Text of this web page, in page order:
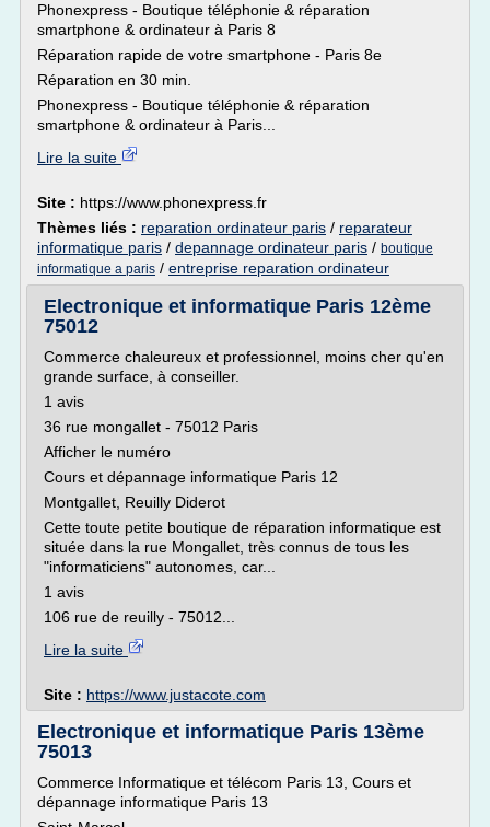
Phonexpress - Boutique téléphonie & réparation
smartphone & ordinateur à Paris 8
Réparation rapide de votre smartphone - Paris 8e
Réparation en 30 min.
Phonexpress - Boutique téléphonie & réparation
smartphone & ordinateur à Paris...
Lire la suite
Site : https://www.phonexpress.fr
Thèmes liés : reparation ordinateur paris / reparateur
informatique paris / depannage ordinateur paris / boutique
informatique a paris / entreprise reparation ordinateur
Electronique et informatique Paris 12ème
75012
Commerce chaleureux et professionnel, moins cher qu'en
grande surface, à conseiller.
1 avis
36 rue mongallet - 75012 Paris
Afficher le numéro
Cours et dépannage informatique Paris 12
Montgallet, Reuilly Diderot
Cette toute petite boutique de réparation informatique est
située dans la rue Mongallet, très connus de tous les
"informaticiens" autonomes, car...
1 avis
106 rue de reuilly - 75012...
Lire la suite
Site : https://www.justacote.com
Electronique et informatique Paris 13ème
75013
Commerce Informatique et télécom Paris 13, Cours et
dépannage informatique Paris 13